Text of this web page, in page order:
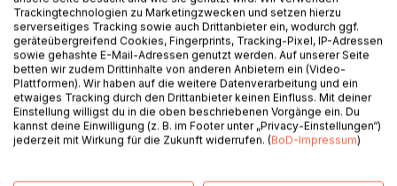
Jahrhunderts bis hin zu einzelnen wichtigen Genremalern
dieser Zeit ermöglicht das schnelle Auffinden der
passenden Literatur.
The "Osnabrücker Bibliografie: Genremalerei des 19.
Jahrhunderts - USA und Europa / 19th century genre
painting - USA and Europe" is based upon an extensive
Trackingtechnologien zu Marketingzwecken und setzen hierzu
serverseitiges Tracking sowie auch Drittanbieter ein, wodurch ggf.
geräteübergreifend Cookies, Fingerprints, Tracking-Pixel, IP-Adressen
sowie gehashte E-Mail-Adressen genutzt werden. Auf unserer Seite
betten wir zudem Drittinhalte von anderen Anbietern ein (Video-
Plattformen). Wir haben auf die weitere Datenverarbeitung und ein
etwaiges Tracking durch den Drittanbieter keinen Einfluss. Mit deiner
Einstellung willigst du in die oben beschriebenen Vorgänge ein. Du
kannst deine Einwilligung (z. B. im Footer unter „Privacy-Einstellungen“)
jederzeit mit Wirkung für die Zukunft widerrufen. (BoD-Impressum)